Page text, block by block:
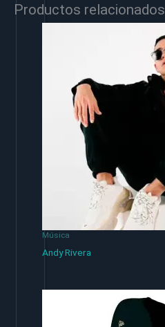
Productos relacionados
Música
Andy Rivera